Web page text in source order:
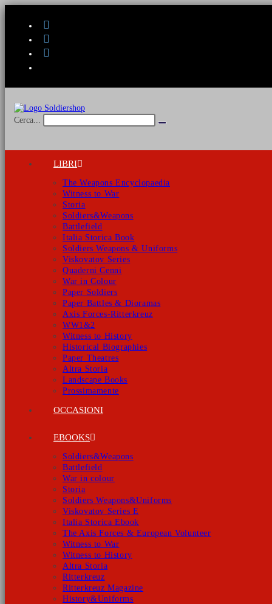
Cerca...
Invia
LIBRI
The Weapons Encyclopaedia
Witness to War
Storia
Soldiers&Weapons
Battlefield
Italia Storica Book
Soldiers Weapons & Uniforms
Viskovatov Series
Quaderni Cenni
War in Colour
Paper Soldiers
Paper Battles & Dioramas
Axis Forces-Ritterkreuz
WW1&2
Witness to History
Historical Biographies
Paper Theatres
Altra Storia
Landscape Books
Prossimamente
OCCASIONI
EBOOKS
Soldiers&Weapons
Battlefield
War in colour
Storia
Soldiers Weapons&Uniforms
Viskovatov Series E
Italia Storica Ebook
The Axis Forces & European Volunteer
Witness to War
Witness to History
Altra Storia
Ritterkreuz
Ritterkreuz Magazine
History&Uniforms